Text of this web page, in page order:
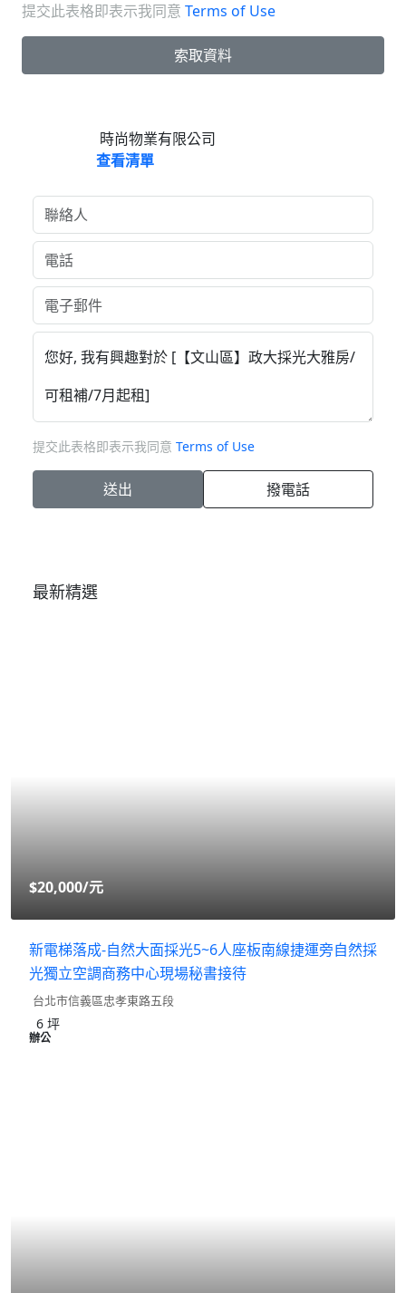
提交此表格即表示我同意 Terms of Use
索取資料
時尚物業有限公司
查看清單
提交此表格即表示我同意 Terms of Use
送出 撥電話
最新精選
$20,000/元
新電梯落成-自然大面採光5~6人座板南線捷運旁自然採
光獨立空調商務中心現場秘書接待
台北市信義區忠孝東路五段
6 坪
辦公